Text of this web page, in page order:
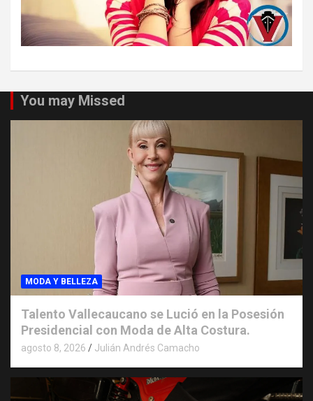
You may Missed
MODA Y BELLEZA
Talento Vallecaucano se Lució en la Posesión
Presidencial con Moda de Alta Costura.
agosto 8, 2026 Julián Andrés Camacho